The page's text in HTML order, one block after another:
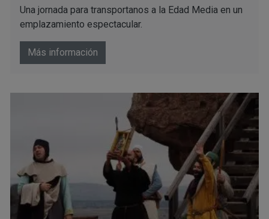
Una jornada para transportanos a la Edad Media en un
emplazamiento espectacular.
Más información